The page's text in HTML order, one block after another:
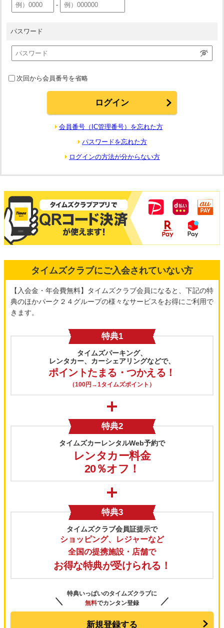
-
パスワード
次回から会員番号を省略
会員番号（IC管理番号）を忘れた方
パスワードを忘れた方
ログインの方法が分からない方
タイムズクラブにご入会されていない方
【入会金・年会費無料】タイムズクラブ会員になると、下記の特
典のほかパーク２４グループの様々なサービスをお得にご利用で
きます。
特典1
タイムズパーキング、
レンタカー、カーシェアリングなどで、
ポイントたまる・つかえる！
（100円→1タイムズポイント）
特典2
タイムズカーレンタルWeb予約で
レンタカー料金
20％オフ！
特典3
タイムズクラブ会員証提示で
ショッピング、レジャーなど
全国の提携施設・店舗で
お得な特典が受けられる！
＼
特典いっぱいのタイムズクラブに
無料でカンタン登録 ／
新規登録する